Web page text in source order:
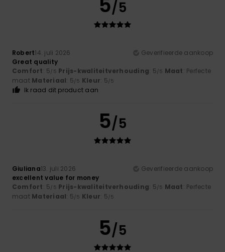
/5
Robert14. juli 2026
Geverifieerde aankoop
Great quality
Comfort: 5/5 Prijs-kwaliteitverhouding: 5/5 Maat: Perfecte
maat Materiaal: 5/5 Kleur: 5/5
Ik raad dit product aan
5/5
Giuliana13. juli 2026
Geverifieerde aankoop
excellent value for money
Comfort: 5/5 Prijs-kwaliteitverhouding: 5/5 Maat: Perfecte
maat Materiaal: 5/5 Kleur: 5/5
5/5